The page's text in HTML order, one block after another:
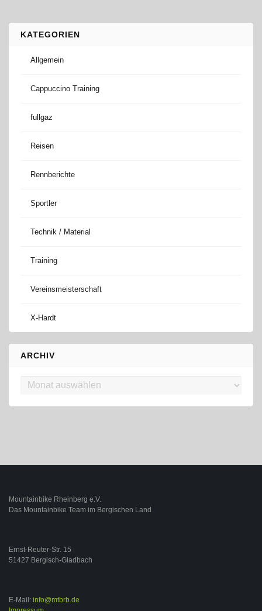
KATEGORIEN
Allgemein
Cappuccino Training
fullgaz
Reisen
Rennberichte
Sportler
Technik / Material
Training
Vereinsmeisterschaft
X-Hardt
ARCHIV
Archiv
Mountainbike Rheinberg e.V.
Das Mountainbike Team im Bergischen Land
Ernst-Reuter-Str. 15
51427 Bergisch-Gladbach
E-Mail: info@mtbrb.de